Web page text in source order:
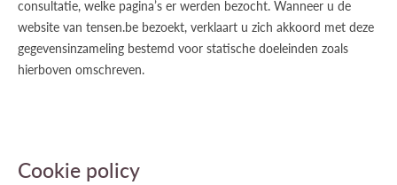
consultatie, welke pagina’s er werden bezocht. Wanneer u de
website van tensen.be bezoekt, verklaart u zich akkoord met deze
gegevensinzameling bestemd voor statische doeleinden zoals
hierboven omschreven.
Cookie policy